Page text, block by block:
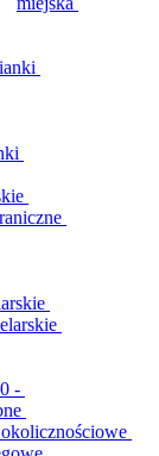
-
okolicznościowe